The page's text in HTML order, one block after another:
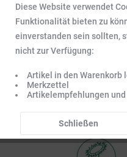
Diese Website verwendet
Funktionalität bieten zu
einverstanden sein sollten,
nicht zur Verfügung:
Artikel in den Warenkorb
Merkzettel
Artikelempfehlungen
Schließen